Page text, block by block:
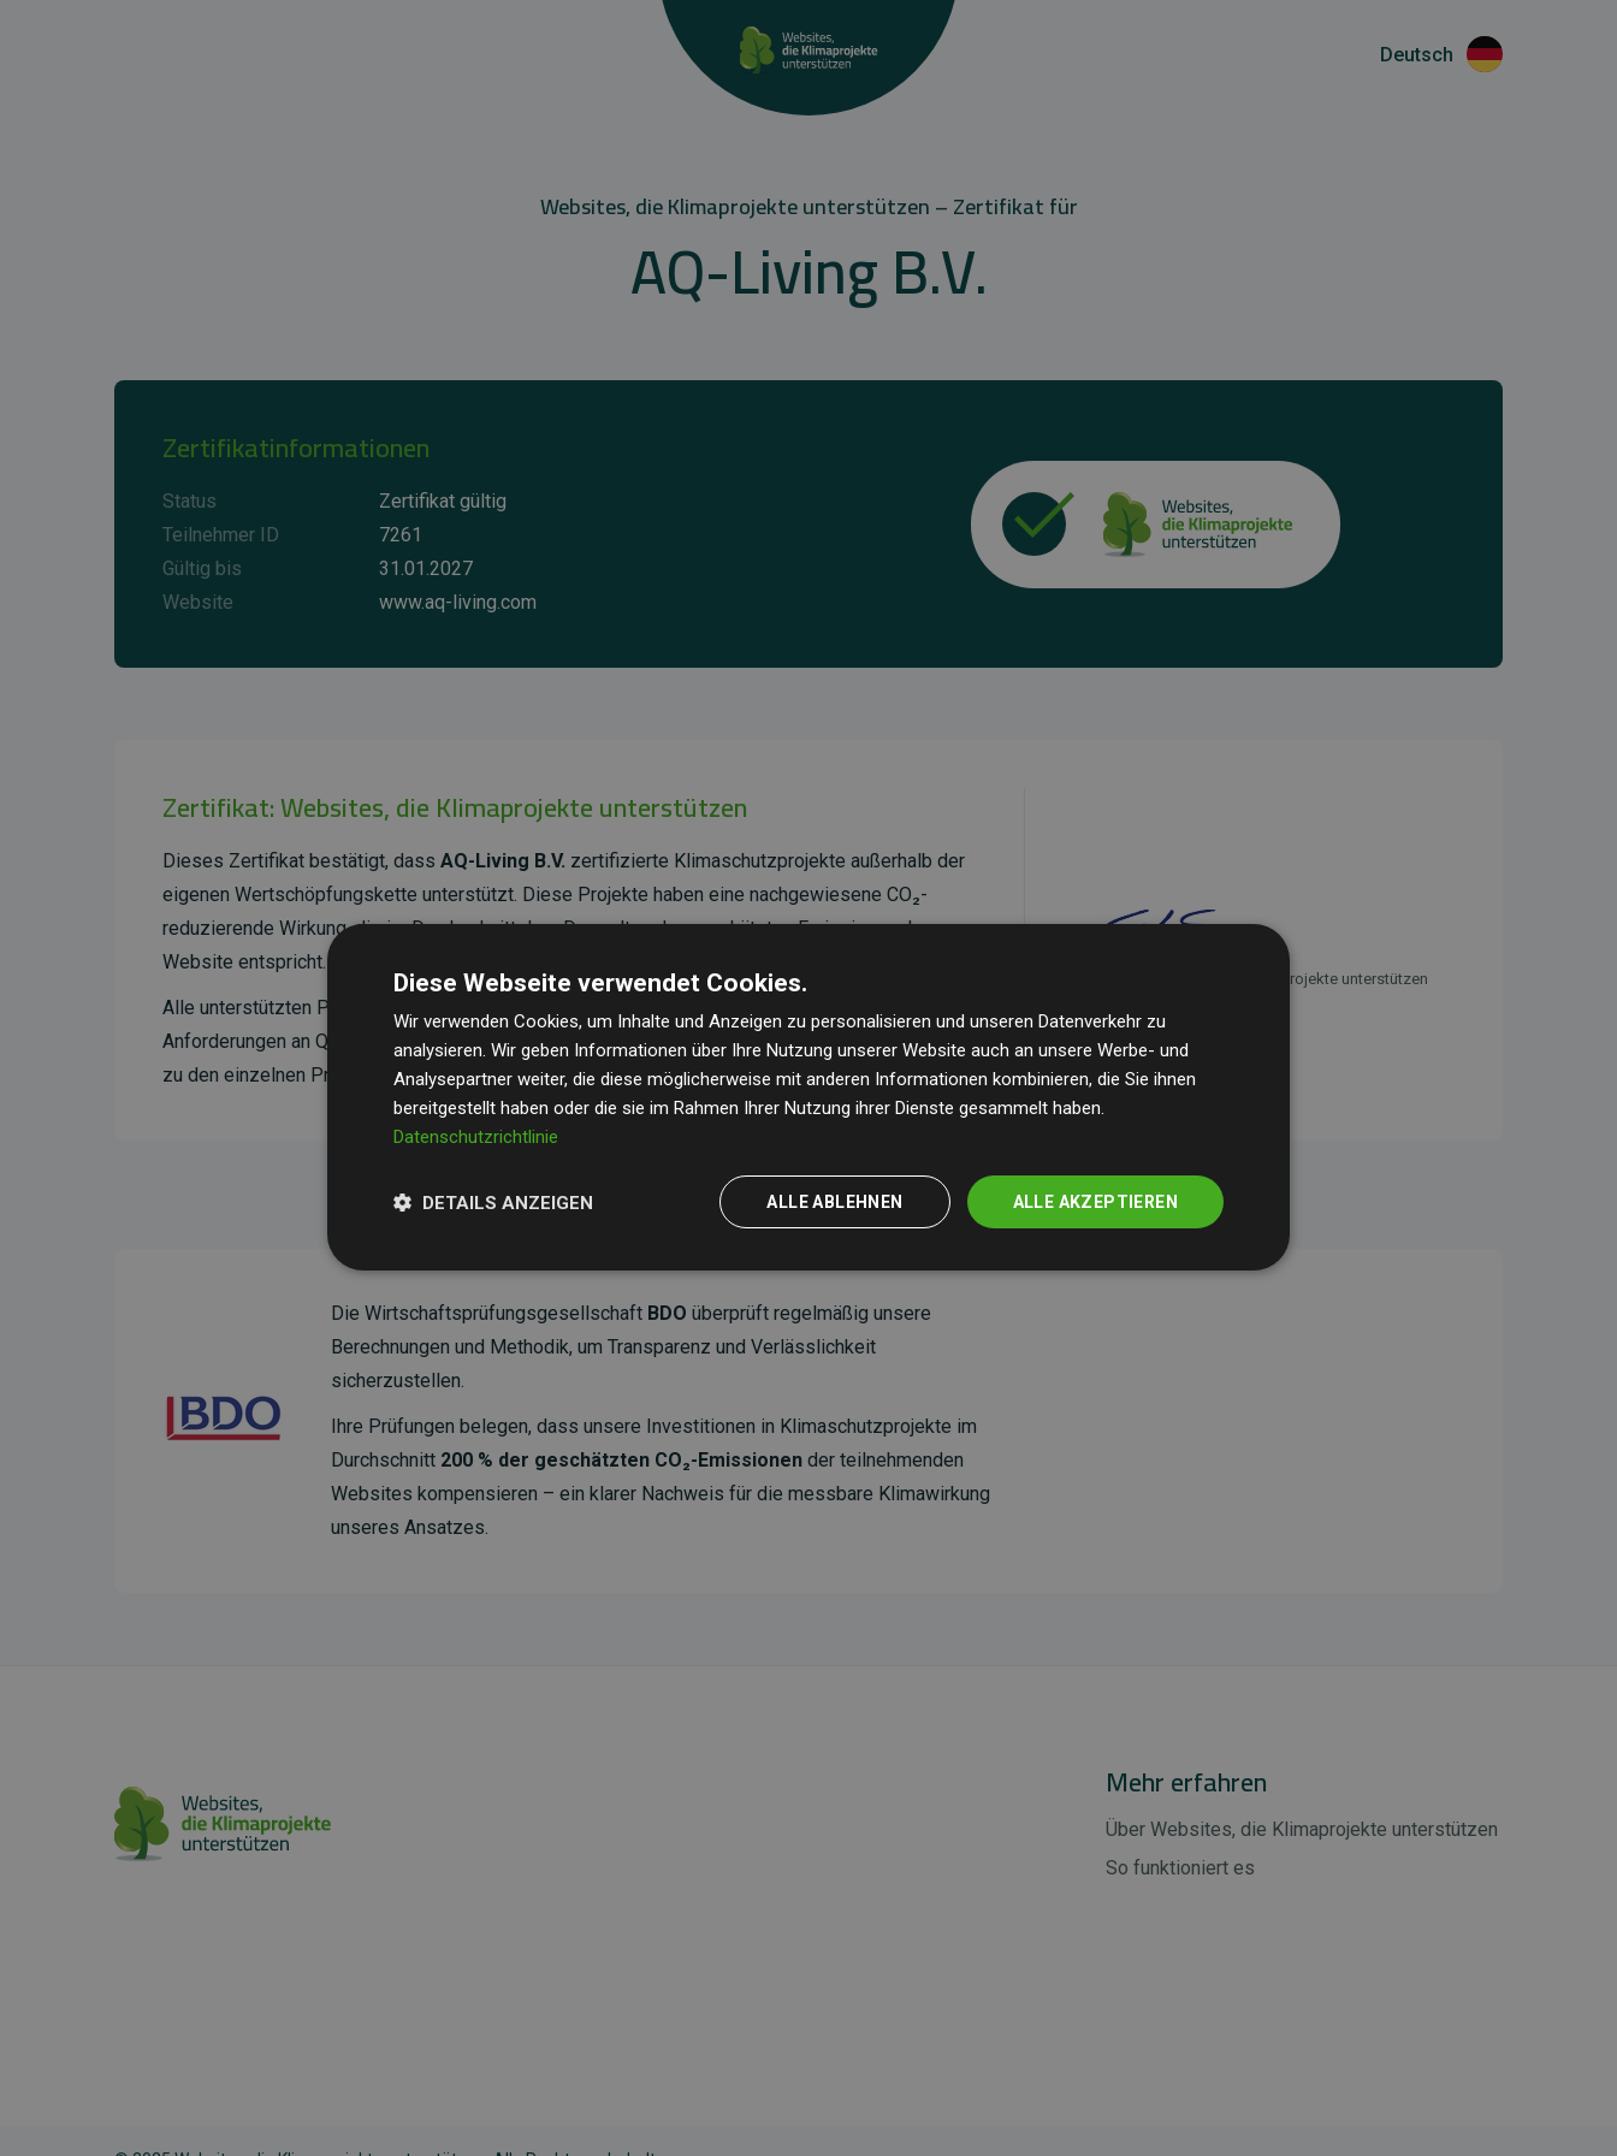
Deutsch
Websites, die Klimaprojekte unterstützen – Zertifikat für
AQ-Living B.V.
Zertifikatinformationen
Status
Zertifikat gültig
Teilnehmer ID
7261
Gültig bis
31.01.2027
Website
www.aq-living.com
Zertifikat: Websites, die Klimaprojekte unterstützen
Dieses Zertifikat bestätigt, dass AQ-Living B.V. zertifizierte Klimaschutzprojekte außerhalb der
eigenen Wertschöpfungskette unterstützt. Diese Projekte haben eine nachgewiesene CO₂-
reduzierende Wirkung, die im Durchschnitt dem Doppelten der geschätzten Emissionen der
Website entspricht.
Alle unterstützten Projekte werden durch
Anforderungen an Qualität, tatsächliche Klimawirkung und Transparenz. Weitere Informationen
zu den einzelnen Projekten findenSie hier.
Initiative Websites, die Klimaprojekte unterstützen
Die Wirtschaftsprüfungsgesellschaft BDO überprüft regelmäßig unsere
Berechnungen und Methodik, um Transparenz und Verlässlichkeit
sicherzustellen.
Ihre Prüfungen belegen, dass unsere Investitionen in Klimaschutzprojekte im
Durchschnitt 200 % der geschätzten CO₂-Emissionen der teilnehmenden
Websites kompensieren – ein klarer Nachweis für die messbare Klimawirkung
unseres Ansatzes.
Mehr erfahren
Über Websites, die Klimaprojekte unterstützen
So funktioniert es
Diese Webseite verwendet Cookies.
Wir verwenden Cookies, um Inhalte und Anzeigen zu personalisieren und unseren Datenverkehr zu
analysieren. Wir geben Informationen über Ihre Nutzung unserer Website auch an unsere Werbe- und
Analysepartner weiter, die diese möglicherweise mit anderen Informationen kombinieren, die Sie ihnen
bereitgestellt haben oder die sie im Rahmen Ihrer Nutzung ihrer Dienste gesammelt haben.
Datenschutzrichtlinie
ALLE AKZEPTIEREN
ALLE ABLEHNEN
DETAILS ANZEIGEN